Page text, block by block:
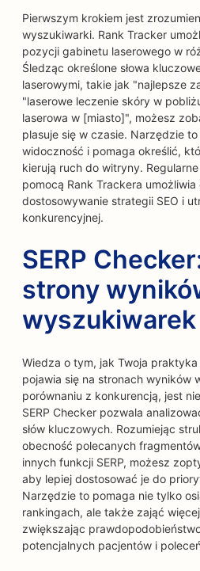
Pierwszym krokiem jest
wyszukiwarki. Rank Tracker
pozycji gabinetu laserowego w
Śledząc określone słowa
laserowymi, takie jak "najlepsze
"laserowe leczenie skóry w
laserowa w [miasto]", możesz
plasuje się w czasie. Narzędzie
widoczność i pomaga określić,
kierują ruch do witryny.
pomocą Rank Trackera
dostosowywanie strategii SEO i
konkurencyjnej.
SERP
strony
wyszukiwarek
Wiedza o tym, jak Twoja
pojawia się na stronach wyników
porównaniu z konkurencją, jest
SERP Checker pozwala
słów kluczowych. Rozumiejąc
obecność polecanych
innych funkcji SERP, możesz
aby lepiej dostosować je do
Narzędzie to pomaga nie tylko
rankingach, ale także zająć więcej
zwiększając
potencjalnych pacjentów i